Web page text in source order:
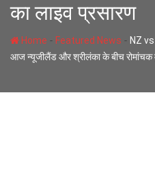
का लाइव प्रसारण
Home - Featured News - NZ
आज न्यूजीलैंड और श्रीलंका के बीच रोमांचक